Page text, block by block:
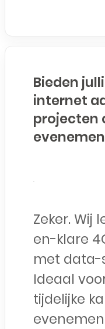
Bieden
internet
projecten
Zeker. Wij
en-klare
met data-
Ideaal
tijdelijke